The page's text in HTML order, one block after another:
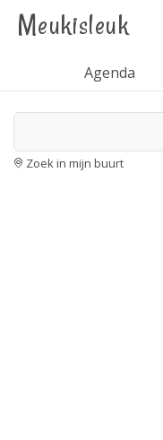
Meukisleuk
Agenda
Zoek in mijn buurt